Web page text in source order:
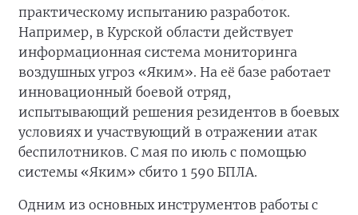
практическому испытанию разработок.
Например, в Курской области действует
информационная система мониторинга
воздушных угроз «Яким». На её базе работает
инновационный боевой отряд,
испытывающий решения резидентов в боевых
условиях и участвующий в отражении атак
беспилотников. С мая по июль с помощью
системы «Яким» сбито 1 590 БПЛА.
Одним из основных инструментов работы с